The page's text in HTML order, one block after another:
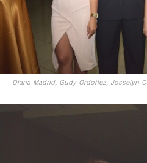
Diana Madrid, Gudy Ordoñez, Josselyn